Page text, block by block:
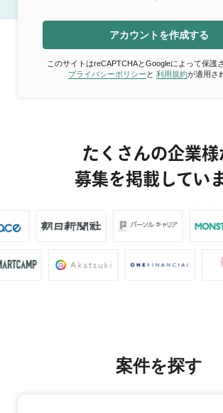
アカウントを作成する
このサイトはreCAPTCHAとGoogleによって保護
プライバシーポリシー と 利用規約が適用さ
たくさんの企業様
募集を掲載してい
案件を探す